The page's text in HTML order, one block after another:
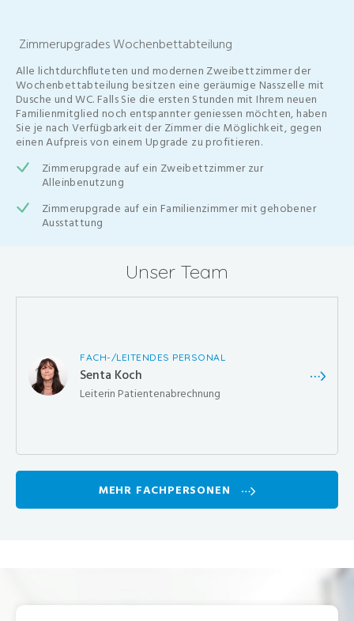
Zimmerupgrades Wochenbettabteilung
Alle lichtdurchﬂuteten und modernen Zweibettzimmer der
Wochenbettabteilung besitzen eine geräumige Nasszelle mit
Dusche und WC. Falls Sie die ersten Stunden mit Ihrem neuen
Familienmitglied noch entspannter geniessen möchten, haben
Sie je nach Verfügbarkeit der Zimmer die Möglichkeit, gegen
einen Aufpreis von einem Upgrade zu profitieren.
Zimmerupgrade auf ein Zweibettzimmer zur
Alleinbenutzung
Zimmerupgrade auf ein Familienzimmer mit gehobener
Ausstattung
Unser Team
FACH-/LEITENDES PERSONAL
Senta Koch
Leiterin Patientenabrechnung
MEHR FACHPERSONEN